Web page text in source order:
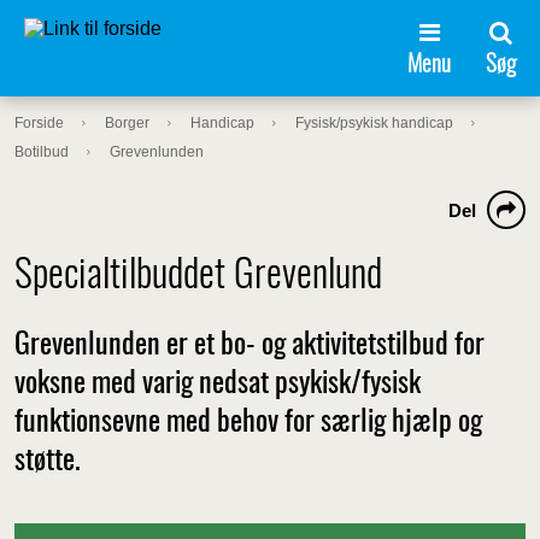
Menu Søg
Forside Borger Handicap
Fysisk/psykisk handicap
Botilbud
Grevenlunden
Specialtilbuddet Grevenlund
Del
Grevenlunden er et bo- og aktivitetstilbud for
voksne med varig nedsat psykisk/fysisk
funktionsevne med behov for særlig hjælp og
støtte.